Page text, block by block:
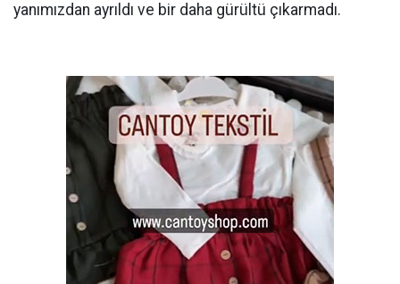
yanımızdan ayrıldı ve bir daha gürültü çıkarmadı.